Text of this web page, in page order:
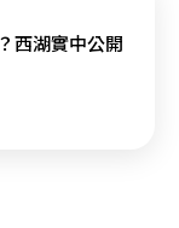
西湖實中公開